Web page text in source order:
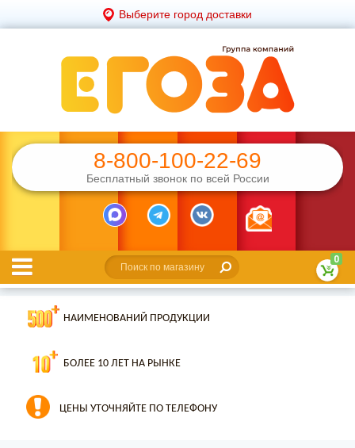
Выберите город доставки
8-800-100-22-69
Бесплатный звонок по всей России
0
НАИМЕНОВАНИЙ ПРОДУКЦИИ
БОЛЕЕ 10 ЛЕТ НА РЫНКЕ
ЦЕНЫ УТОЧНЯЙТЕ ПО ТЕЛЕФОНУ